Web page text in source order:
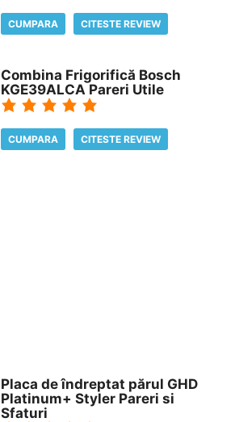
CUMPARA CITESTE REVIEW
Combina Frigorifică Bosch
KGE39ALCA Pareri Utile
CUMPARA CITESTE REVIEW
Placa de îndreptat părul GHD
Platinum+ Styler Pareri si
Sfaturi